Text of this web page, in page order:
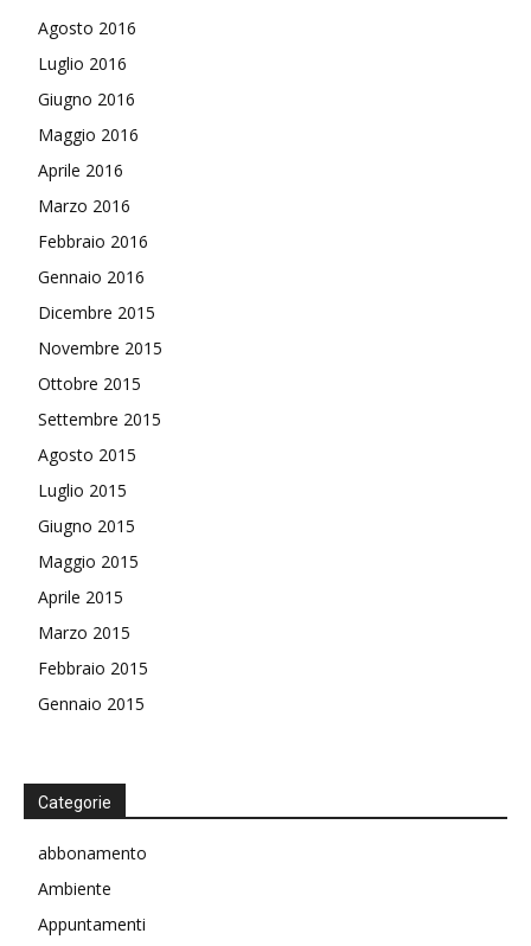
Agosto 2016
Luglio 2016
Giugno 2016
Maggio 2016
Aprile 2016
Marzo 2016
Febbraio 2016
Gennaio 2016
Dicembre 2015
Novembre 2015
Ottobre 2015
Settembre 2015
Agosto 2015
Luglio 2015
Giugno 2015
Maggio 2015
Aprile 2015
Marzo 2015
Febbraio 2015
Gennaio 2015
Categorie
abbonamento
Ambiente
Appuntamenti